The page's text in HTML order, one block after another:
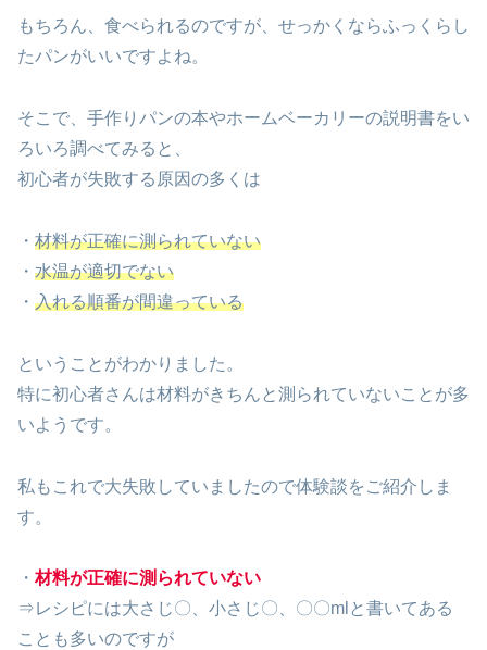
もちろん、食べられるのですが、せっかくならふっくらし
たパンがいいですよね。
そこで、手作りパンの本やホームベーカリーの説明書をい
ろいろ調べてみると、
初心者が失敗する原因の多くは
・ 材料が正確に測られていない
・ 水温が適切でない
・ 入れる順番が間違っている
ということがわかりました。
特に初心者さんは材料がきちんと測られていないことが多
いようです。
私もこれで大失敗していましたので体験談をご紹介しま
す。
・材料が正確に測られていない
⇒レシピには大さじ〇、小さじ〇、〇〇mlと書いてある
ことも多いのですが